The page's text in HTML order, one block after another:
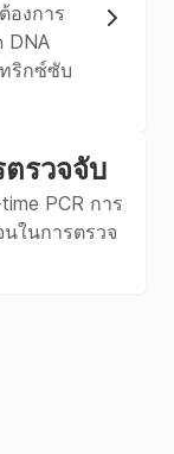
องการ
DNA
ริกซ์ซับ
ตรวจจับ
PCR การ
ในการตรวจ